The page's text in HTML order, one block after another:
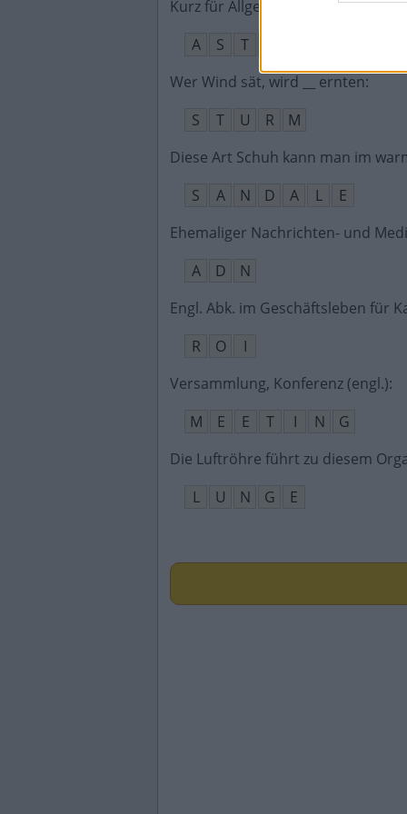
Kurz für Allgemeiner
A
S T
Wer Wind sät, wird __ ernten:
S
T U R
M
Diese Art Schuh kann man im
S
A N D A L
E
Ehemaliger Nachrichten- und
A
D
N
Engl. Abk. im Geschäftsleben für
R
O
I
Versammlung, Konferenz (engl.):
M
E E T I N
G
Die Luftröhre führt zu diesem
L
U N G E